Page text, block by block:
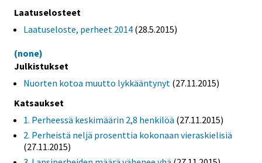
Laatuselosteet
Laatuseloste, perheet 2014 (28.5.2015)
(none)
Julkistukset
Nuorten kotoa muutto lykkääntynyt (27.11.2015)
Katsaukset
1. Perheessä keskimäärin 2,8 henkilöä (27.11.2015)
2. Perheistä neljä prosenttia kokonaan vieraskielisiä
(27.11.2015)